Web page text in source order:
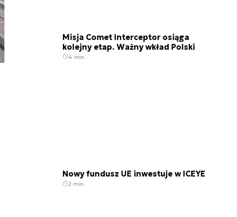
Misja Comet Interceptor osiąga
kolejny etap. Ważny wkład Polski
4 min.
Nowy fundusz UE inwestuje w ICEYE
2 min.